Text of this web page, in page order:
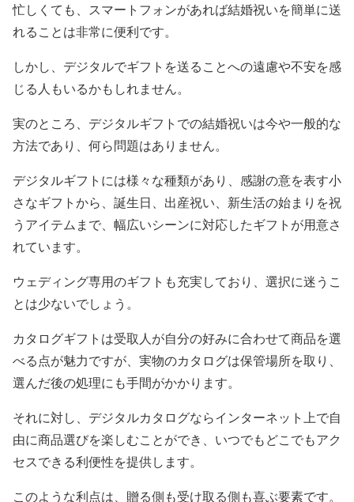
忙しくても、スマートフォンがあれば結婚祝いを簡単に送
れることは非常に便利です。
しかし、デジタルでギフトを送ることへの遠慮や不安を感
じる人もいるかもしれません。
実のところ、デジタルギフトでの結婚祝いは今や一般的な
方法であり、何ら問題はありません。
デジタルギフトには様々な種類があり、感謝の意を表す小
さなギフトから、誕生日、出産祝い、新生活の始まりを祝
うアイテムまで、幅広いシーンに対応したギフトが用意さ
れています。
ウェディング専用のギフトも充実しており、選択に迷うこ
とは少ないでしょう。
カタログギフトは受取人が自分の好みに合わせて商品を選
べる点が魅力ですが、実物のカタログは保管場所を取り、
選んだ後の処理にも手間がかかります。
それに対し、デジタルカタログならインターネット上で自
由に商品選びを楽しむことができ、いつでもどこでもアク
セスできる利便性を提供します。
このような利点は、贈る側も受け取る側も喜ぶ要素です。